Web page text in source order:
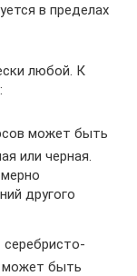
в пределах
любой. К
может быть
или черная.
другого
может быть